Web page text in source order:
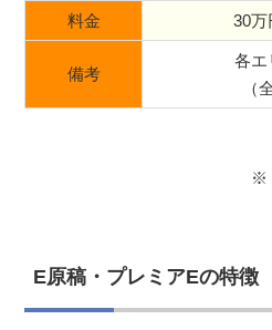
料金 30万
備考
各エ
（
※
E原稿・プレミアEの特徴